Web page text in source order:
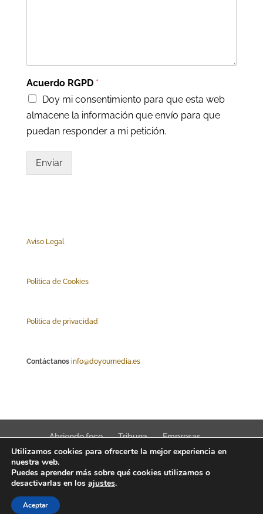
Acuerdo RGPD *
Doy mi consentimiento para que esta web
almacene la información que envío para que
puedan responder a mi petición.
Enviar
Aviso Legal
Política de Cookies
Política de privacidad
Contáctanos info@doyoumedia.es
Abriendo foco Tribuna
Empresas
Actualidad
Innovación Tendencias
Interfaz Magazine 2022 © News, trends & public affairs
Utilizamos cookies para ofrecerte la mejor experiencia en
nuestra web.
Puedes aprender más sobre qué cookies utilizamos o
desactivarlas en los ajustes.
Aceptar